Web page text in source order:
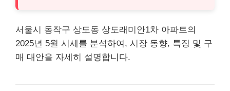
서울시 동작구 상도동 상도래미안1차 아파트의
2025년 5월 시세를 분석하여, 시장 동향, 특징 및 구
매 대안을 자세히 설명합니다.